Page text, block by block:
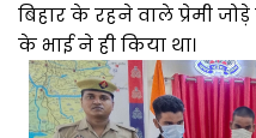
बिहार के रहने वाले प्रेमी
के भाई ने ही किया था।